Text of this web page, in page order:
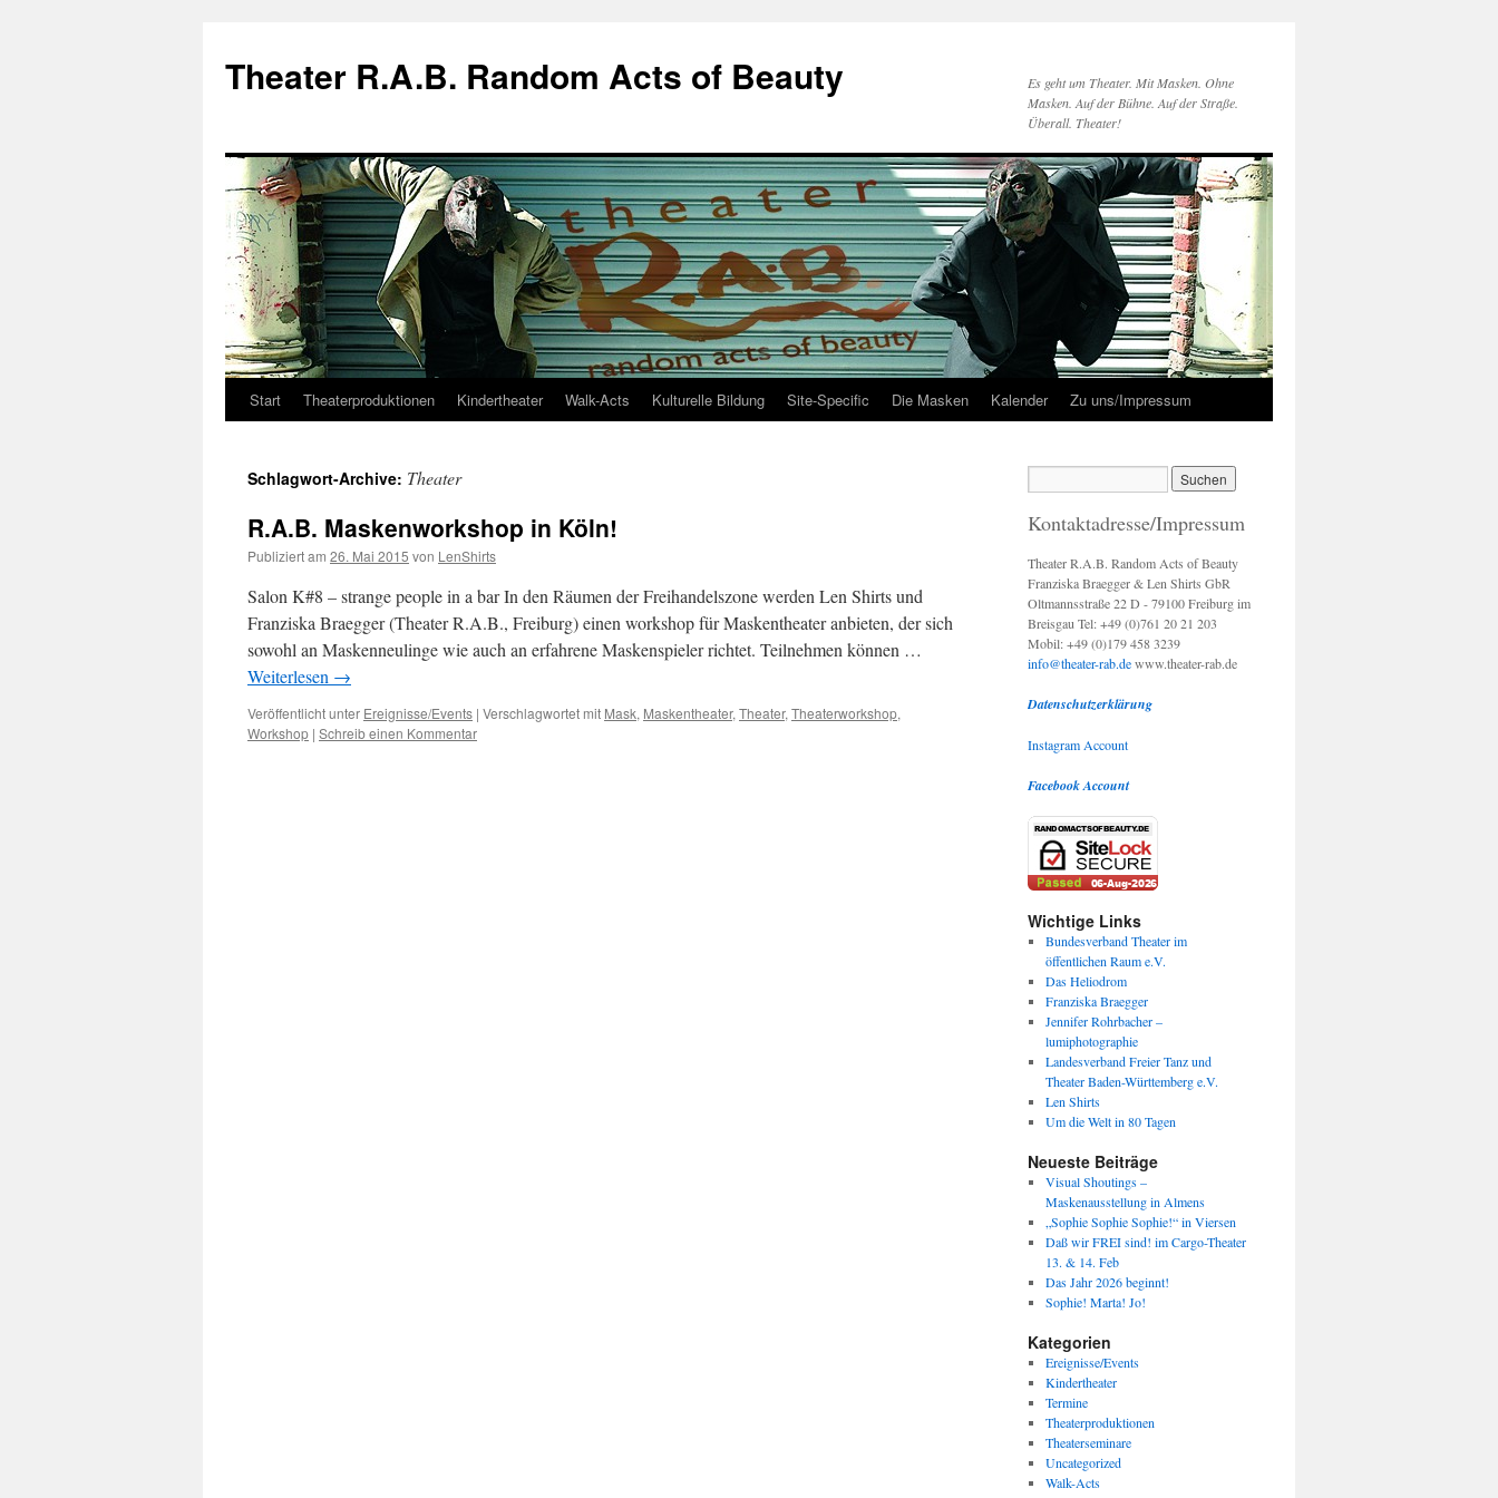
Theater R.A.B. Random Acts of Beauty
Es geht um Theater. Mit Masken. Ohne
Masken. Auf der Bühne. Auf der Straße.
Überall. Theater!
Zum
springen
Start Theaterproduktionen Kindertheater Walk-Acts Kulturelle Bildung Site-Specific Die Masken Kalender Zu uns/Impressum
Schlagwort-Archive: Theater
R.A.B. Maskenworkshop in Köln!
Publiziert am 26. Mai 2015 von LenShirts
Salon K#8 – strange people in a bar In den Räumen der Freihandelszone werden Len Shirts und
Franziska Braegger (Theater R.A.B., Freiburg) einen workshop für Maskentheater anbieten, der sich
sowohl an Maskenneulinge wie auch an erfahrene Maskenspieler richtet. Teilnehmen können …
Weiterlesen →
Veröffentlicht unter Ereignisse/Events | Verschlagwortet mit Mask, Maskentheater, Theater, Theaterworkshop,
Workshop | Schreib einen Kommentar
Kontaktadresse/Impressum
Theater R.A.B. Random Acts of Beauty
Franziska Braegger & Len Shirts GbR
Oltmannsstraße 22 D - 79100 Freiburg im
Breisgau Tel: +49 (0)761 20 21 203
Mobil: +49 (0)179 458 3239
info@theater-rab.dewww.theater-rab.de
Datenschutzerklärung
Instagram Account
Facebook Account
Wichtige Links
Bundesverband Theater im
öffentlichen Raum e.V.
Das Heliodrom
Franziska Braegger
Jennifer Rohrbacher –
lumiphotographie
Landesverband Freier Tanz und
Theater Baden-Württemberg e.V.
Len Shirts
Um die Welt in 80 Tagen
Neueste Beiträge
Visual Shoutings –
Maskenausstellung in Almens
„Sophie Sophie Sophie!“ in Viersen
Daß wir FREI sind! im Cargo-Theater
13. & 14. Feb
Das Jahr 2026 beginnt!
Sophie! Marta! Jo!
Kategorien
Ereignisse/Events
Kindertheater
Termine
Theaterproduktionen
Theaterseminare
Uncategorized
Walk-Acts